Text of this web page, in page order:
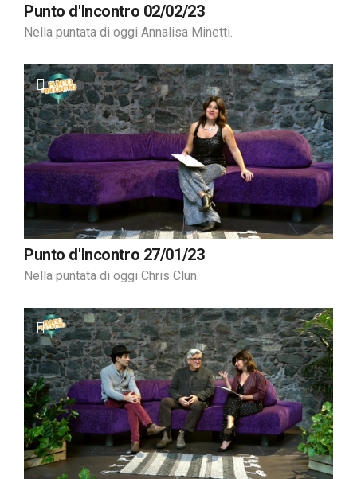
Punto d'Incontro 02/02/23
Nella puntata di oggi Annalisa Minetti.
Punto d'Incontro 27/01/23
Nella puntata di oggi Chris Clun.